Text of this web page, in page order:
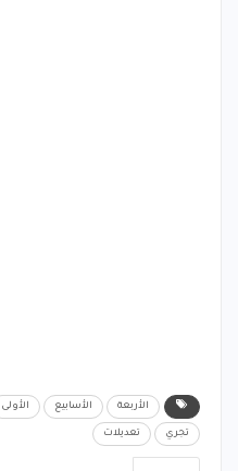
الأربعة الأسابيع الأولى
تجري تعديلات